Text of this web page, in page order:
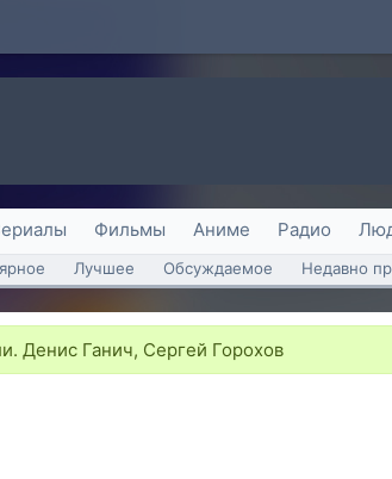
Фильмы Аниме Радио
Лучшее Обсуждаемое Недавно
Денис Ганич, Сергей Горохов